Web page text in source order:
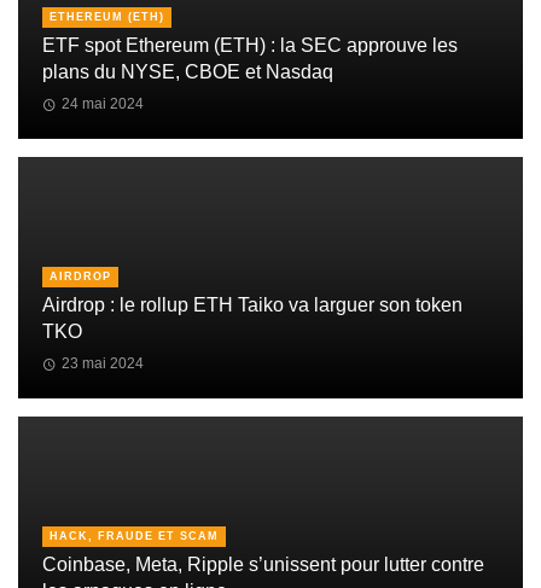
ETHEREUM (ETH)
ETF spot Ethereum (ETH) : la SEC approuve les
plans du NYSE, CBOE et Nasdaq
24 mai 2024
AIRDROP
Airdrop : le rollup ETH Taiko va larguer son token
TKO
23 mai 2024
HACK, FRAUDE ET SCAM
Coinbase, Meta, Ripple s’unissent pour lutter contre